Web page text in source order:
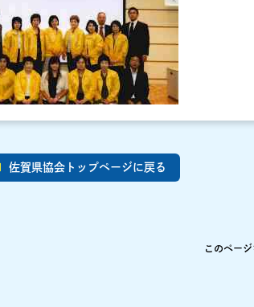
佐賀県協会トップページに戻る
このページ